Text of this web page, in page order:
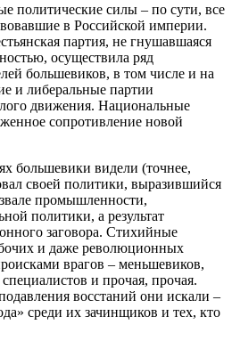
политические силы – по сути, все
в Российской империи.
партия, не гнушавшаяся
осуществила ряд
большевиков, в том числе и на
и либеральные партии
движения. Национальные
сопротивление новой
большевики видели (точнее,
своей политики, выразившийся
промышленности,
политики, а результат
заговора. Стихийные
и даже революционных
врагов – меньшевиков,
и прочая, прочая.
восстаний они искали –
среди их зачинщиков и тех, кто